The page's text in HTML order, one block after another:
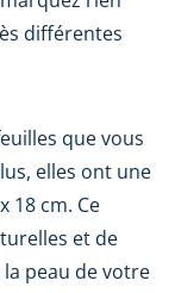
différentes
que vous
elles ont une
18 cm. Ce
et de
peau de votre